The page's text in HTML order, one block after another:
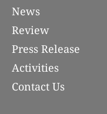
News
Review
Press Release
Activities
Contact Us